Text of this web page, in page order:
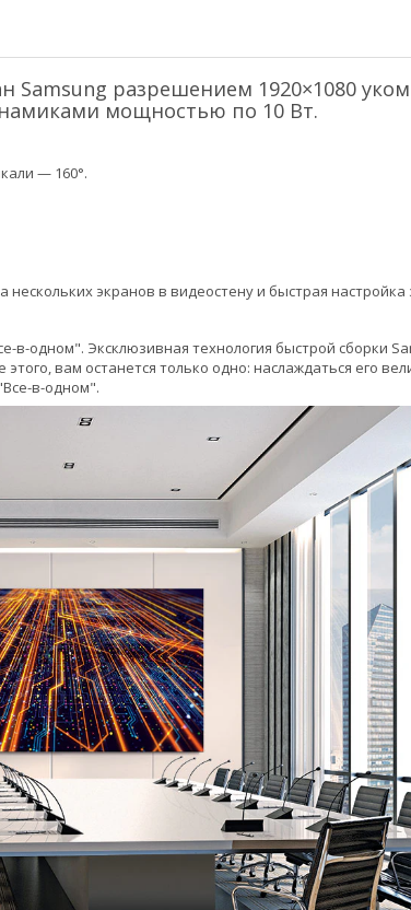
разрешением 1920×1080
мощностью по 10 Вт.
— 160°.
экранов в видеостену и быстрая настройка
одном". Эксклюзивная технология быстрой сборки
этого, вам останется только одно: наслаждаться его
в-одном".